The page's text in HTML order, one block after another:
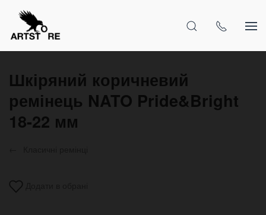
Шкіряний коричневий
ремінець NATO Pride&Bright
18-22 мм